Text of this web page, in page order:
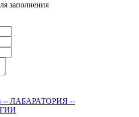
заполнения
-- ЛАБАРАТОРИЯ --